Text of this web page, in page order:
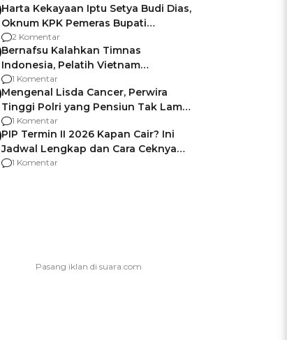
Harta Kekayaan Iptu Setya Budi Dias,
Oknum KPK Pemeras Bupati
Pemalang
2 Komentar
Bernafsu Kalahkan Timnas
Indonesia, Pelatih Vietnam
Berencana Pakai Jimat di Pakansari
1 Komentar
Mengenal Lisda Cancer, Perwira
Tinggi Polri yang Pensiun Tak Lama
Usai Jadi Brigjen
1 Komentar
PIP Termin II 2026 Kapan Cair? Ini
Jadwal Lengkap dan Cara Ceknya
agar Dana Tidak Hangus!
1 Komentar